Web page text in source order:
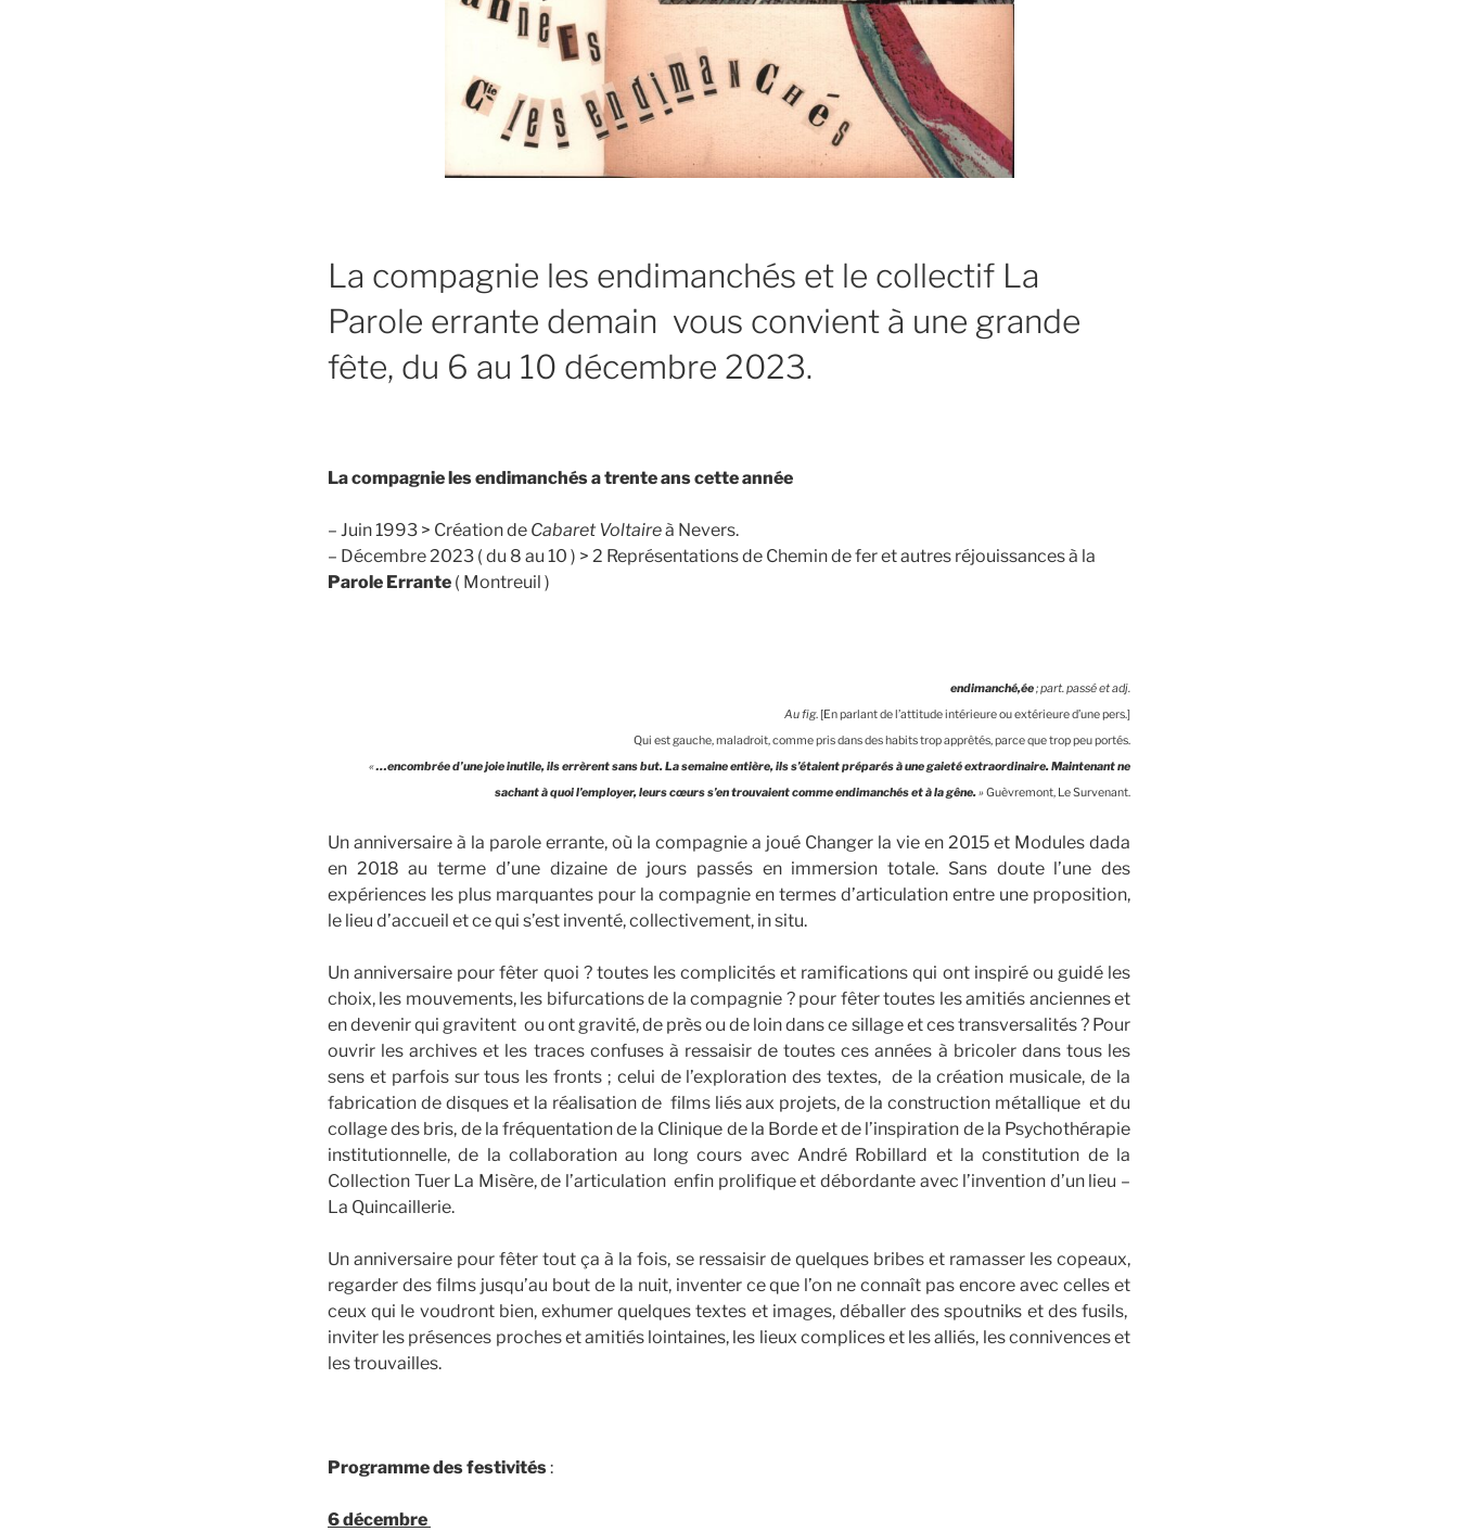
La compagnie les endimanchés et le collectif La
Parole errante demain vous convient à une grande
fête, du 6 au 10 décembre 2023.
La compagnie les endimanchés a trente ans cette année
– Juin 1993 > Création de Cabaret Voltaireà Nevers.
– Décembre 2023 ( du 8 au 10 ) > 2 Représentations de Chemin de fer et autres réjouissances à la
Parole Errante ( Montreuil )
endimanché,ée; part. passé et adj.
Au fig. [En parlant de l’attitude intérieure ou extérieure d’une pers.]
Qui est gauche, maladroit, comme pris dans des habits trop apprêtés, parce que trop peu portés.
«…encombrée d’une joie inutile, ils errèrent sans but. La semaine entière, ils s’étaient préparés à une gaieté extraordinaire. Maintenant ne
sachant à quoi l’employer, leurs cœurs s’en trouvaient comme endimanchés et à la gêne.»Guèvremont, Le Survenant.
Un anniversaire à la parole errante, où la compagnie a joué Changer la vie en 2015 et Modules dada
en 2018 au terme d’une dizaine de jours passés en immersion totale. Sans doute l’une des
expériences les plus marquantes pour la compagnie en termes d’articulation entre une proposition,
le lieu d’accueil et ce qui s’est inventé, collectivement, in situ.
Un anniversaire pour fêter quoi ? toutes les complicités et ramifications qui ont inspiré ou guidé les
choix, les mouvements, les bifurcations de la compagnie ? pour fêter toutes les amitiés anciennes et
en devenir qui gravitent ou ont gravité, de près ou de loin dans ce sillage et ces transversalités ? Pour
ouvrir les archives et les traces confuses à ressaisir de toutes ces années à bricoler dans tous les
sens et parfois sur tous les fronts ; celui de l’exploration des textes, de la création musicale, de la
fabrication de disques et la réalisation de films liés aux projets, de la construction métallique et du
collage des bris, de la fréquentation de la Clinique de la Borde et de l’inspiration de la Psychothérapie
institutionnelle, de la collaboration au long cours avec André Robillard et la constitution de la
Collection Tuer La Misère, de l’articulation enfin prolifique et débordante avec l’invention d’un lieu –
La Quincaillerie.
Un anniversaire pour fêter tout ça à la fois, se ressaisir de quelques bribes et ramasser les copeaux,
regarder des films jusqu’au bout de la nuit, inventer ce que l’on ne connaît pas encore avec celles et
ceux qui le voudront bien, exhumer quelques textes et images, déballer des spoutniks et des fusils,
inviter les présences proches et amitiés lointaines, les lieux complices et les alliés, les connivences et
les trouvailles.
Programme des festivités:
6 décembre